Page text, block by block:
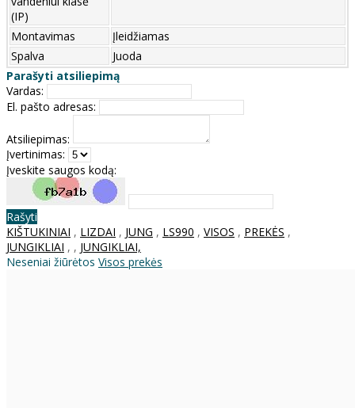
(IP)
Montavimas
Įleidžiamas
Spalva
Juoda
Parašyti atsiliepimą
Vardas:
El. pašto adresas:
Atsiliepimas:
Įvertinimas:
Įveskite saugos kodą:
Rašyti
KIŠTUKINIAI , LIZDAI , JUNG , LS990 , VISOS , PREKĖS ,
JUNGIKLIAI , , JUNGIKLIAI,
Neseniai žiūrėtos Visos prekės